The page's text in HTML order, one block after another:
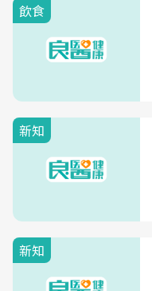
飲食
新知
新知